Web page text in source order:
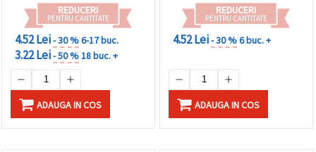
REDUCERI
PENTRU CANTITATE
4.52 Lei- 30 %6-17 buc.
3.22 Lei- 50 %18 buc. +
ADAUGA IN COS
REDUCERI
PENTRU CANTITATE
4.52 Lei- 30 %6 buc. +
ADAUGA IN COS